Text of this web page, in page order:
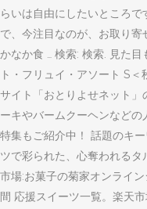
らいは自由にしたいところ
で、今注目なのが、お取り
かなか食 … 検索: 検索. 見た
ト・フリュイ・アソート S
サイト「おとりよせネット
ーキやバームクーヘンなど
特集もご紹介中！ 話題のキ
ツで彩られた、心奪われる
市場:お菓子の菊家オンライ
間 応援スイーツ一覧。楽天